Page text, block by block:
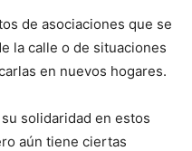
de asociaciones que se
la calle o de situaciones
en nuevos hogares.
solidaridad en estos
aún tiene ciertas